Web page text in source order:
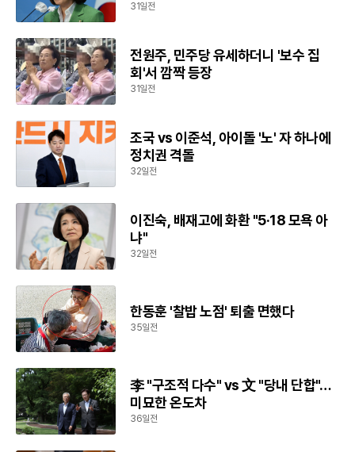
31일전
전원주, 민주당 유세하더니 '보수 집
회'서 깜짝 등장
31일전
조국 vs 이준석, 아이돌 '노' 자 하나에
정치권 격돌
32일전
이진숙, 배재고에 화환 "5·18 모욕 아
냐"
32일전
한동훈 '찰밥 노점' 퇴출 면했다
35일전
李 "구조적 다수" vs 文 "당내 단합"…
미묘한 온도차
36일전